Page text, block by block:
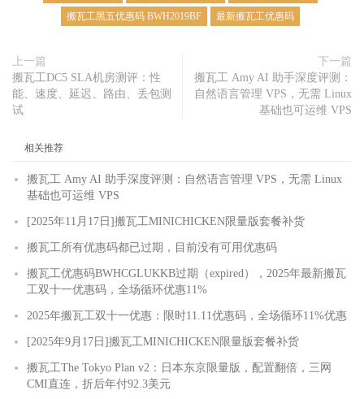
搬瓦工黑五优惠码 BWH2019BF
最新搬瓦工优惠码
上一篇
搬瓦工DC5 SLA机房测评：性
能、速度、延迟、路由、丢包测
试
下一篇
搬瓦工 Amy AI 助手深度评测：
自然语言管理 VPS，无需 Linux
基础也可运维 VPS
相关推荐
搬瓦工 Amy AI 助手深度评测：自然语言管理 VPS，无需 Linux
基础也可运维 VPS
[2025年11月17日]搬瓦工MINICHICKEN限量版套餐补货
搬瓦工所有优惠码都已过期，目前没有可用优惠码
搬瓦工优惠码BWHCGLUKKB过期（expired），2025年最新搬瓦
工双十一优惠码，全场循环优惠11%
2025年搬瓦工双十一优惠：限时11.11优惠码，全场循环11%优惠
[2025年9月17日]搬瓦工MINICHICKEN限量版套餐补货
搬瓦工The Tokyo Plan v2：日本东京限量版，配置翻倍，三网
CMI直连，折后年付92.3美元